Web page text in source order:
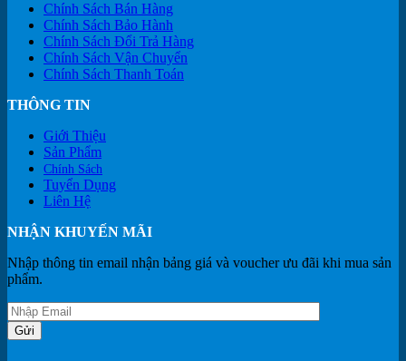
Chính Sách Bán Hàng
Chính Sách Bảo Hành
Chính Sách Đổi Trả Hàng
Chính Sách Vận Chuyển
Chính Sách Thanh Toán
THÔNG TIN
Giới Thiệu
Sản Phẩm
Chính Sách
Tuyển Dụng
Liên Hệ
NHẬN KHUYẾN MÃI
Nhập thông tin email nhận bảng giá và voucher ưu đãi khi mua sản
phẩm.